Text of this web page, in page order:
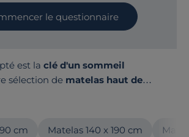
le questionnaire
est la clé d'un sommeil
sélection de matelas haut de
européens
latex d'origine naturelle pour un
cm Matelas 140 x 190 cm